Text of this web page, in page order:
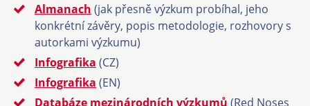
Almanach (jak přesně výzkum probíhal, jeho
konkrétní závěry, popis metodologie, rozhovory s
autorkami výzkumu)
Infografika (CZ)
Infografika (EN)
Databáze mezinárodních výzkumů (Red Noses